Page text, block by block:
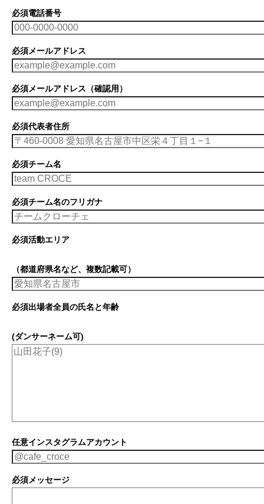
必須電話番号
必須メールアドレス
必須メールアドレス（確認用）
必須代表者住所
必須チーム名
必須チーム名のフリガナ
必須活動エリア
（都道府県名など、複数記載可）
必須出場者全員の氏名と年齢
(ダンサーネーム可)
任意インスタグラムアカウント
必須メッセージ